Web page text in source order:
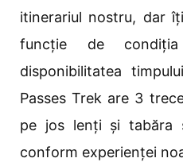
itinerariul nostru, dar
funcție de
disponibilitatea
Passes Trek are 3
pe jos lenți și tabăra
conform experienței